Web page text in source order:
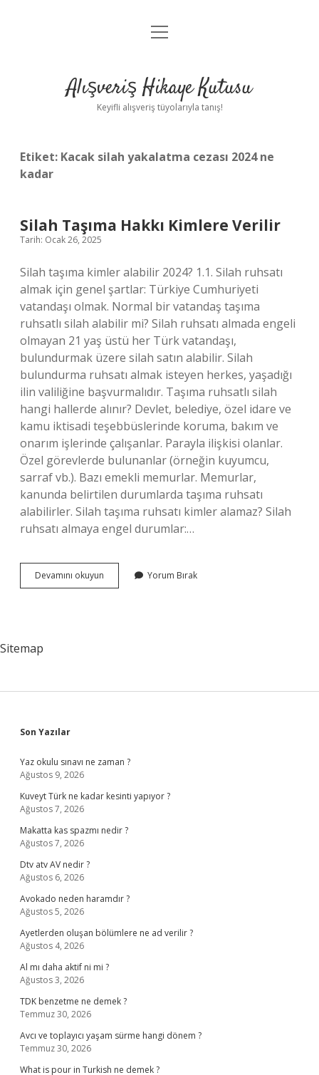
Anasayfa
Yasal Uyarı
menüyü
Alışveriş Hikaye Kutusu
Keyifli alışveriş tüyolarıyla tanış!
Etiket: Kacak silah yakalatma cezası 2024 ne
kadar
Silah Taşıma Hakkı Kimlere Verilir
Tarih: Ocak 26, 2025
Silah taşıma kimler alabilir 2024? 1.1. Silah ruhsatı
almak için genel şartlar: Türkiye Cumhuriyeti
vatandaşı olmak. Normal bir vatandaş taşıma
ruhsatlı silah alabilir mi? Silah ruhsatı almada engeli
olmayan 21 yaş üstü her Türk vatandaşı,
bulundurmak üzere silah satın alabilir. Silah
bulundurma ruhsatı almak isteyen herkes, yaşadığı
ilin valiliğine başvurmalıdır. Taşıma ruhsatlı silah
hangi hallerde alınır? Devlet, belediye, özel idare ve
kamu iktisadi teşebbüslerinde koruma, bakım ve
onarım işlerinde çalışanlar. Parayla ilişkisi olanlar.
Özel görevlerde bulunanlar (örneğin kuyumcu,
sarraf vb.). Bazı emekli memurlar. Memurlar,
kanunda belirtilen durumlarda taşıma ruhsatı
alabilirler. Silah taşıma ruhsatı kimler alamaz? Silah
ruhsatı almaya engel durumlar:…
Devamını okuyun
Taşıma
Yorum Bırak
Sitemap
Sidebar
Son Yazılar
Yaz okulu sınavı ne zaman ?
Ağustos 9, 2026
Kuveyt Türk ne kadar kesinti yapıyor ?
Ağustos 7, 2026
Makatta kas spazmı nedir ?
Ağustos 7, 2026
Dtv atv AV nedir ?
Ağustos 6, 2026
Avokado neden haramdır ?
Ağustos 5, 2026
Ayetlerden oluşan bölümlere ne ad verilir ?
Ağustos 4, 2026
Al mı daha aktif ni mi ?
Ağustos 3, 2026
TDK benzetme ne demek ?
Temmuz 30, 2026
Avcı ve toplayıcı yaşam sürme hangi dönem ?
Temmuz 30, 2026
What is pour in Turkish ne demek ?